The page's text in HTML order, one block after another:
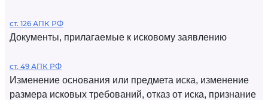
ст. 126 АПК РФ
Документы, прилагаемые к исковому заявлению
ст. 49 АПК РФ
Изменение основания или предмета иска, изменение
размера исковых требований, отказ от иска, признание